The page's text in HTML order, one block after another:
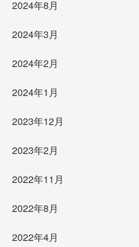
2024年8月
2024年3月
2024年2月
2024年1月
2023年12月
2023年2月
2022年11月
2022年8月
2022年4月